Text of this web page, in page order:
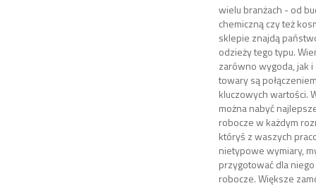
wielu branżach - od
chemiczną czy też
sklepie znajdą
odzieży tego typu.
zarówno wygoda, jak
towary są
kluczowych wartości.
można nabyć
robocze w każdym
któryś z waszych
nietypowe wymiary,
przygotować dla
robocze. Większe